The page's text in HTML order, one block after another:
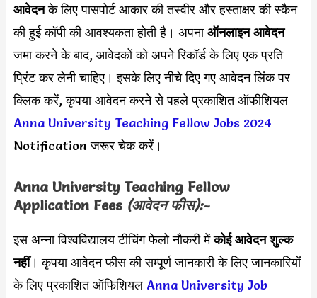
आवेदनके लिए पासपोर्ट आकार की तस्वीर और हस्ताक्षर की स्कैन
की हुई कॉपी की आवश्यकता होती है। अपनाऑनलाइन आवेदन
जमा करने के बाद, आवेदकों को अपने रिकॉर्ड के लिए एक प्रति
प्रिंट कर लेनी चाहिए। इसके लिए नीचे दिए गए आवेदन लिंक पर
क्लिक करें, कृपया आवेदन करने से पहले प्रकाशित ऑफीशियल
Anna University Teaching Fellow Jobs 2024
Notification जरूर चेक करें।
Anna University Teaching Fellow
Application Fees (आवेदन फीस):-
इस अन्ना विश्वविद्यालय टीचिंग फेलो नौकरी मेंकोई आवेदन शुल्क
नहीं। कृपया आवेदन फीस की सम्पूर्ण जानकारी के लिए जानकारियों
के लिए प्रकाशित ऑफिशियल Anna University Job